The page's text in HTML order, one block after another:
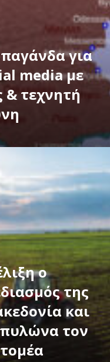
για
media με
& τεχνητή
ο
της
και
τον